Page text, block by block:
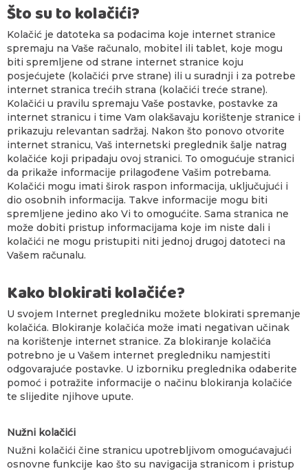
Što su to kolačići?
Kolačić je datoteka sa podacima koje internet stranice
spremaju na Vaše računalo, mobitel ili tablet, koje mogu
biti spremljene od strane internet stranice koju
posjećujete (kolačići prve strane) ili u suradnji i za potrebe
internet stranica trećih strana (kolačići treće strane).
Kolačići u pravilu spremaju Vaše postavke, postavke za
internet stranicu i time Vam olakšavaju korištenje stranice i
prikazuju relevantan sadržaj. Nakon što ponovo otvorite
internet stranicu, Vaš internetski preglednik šalje natrag
kolačiće koji pripadaju ovoj stranici. To omogućuje stranici
da prikaže informacije prilagođene Vašim potrebama.
Kolačići mogu imati širok raspon informacija, uključujući i
dio osobnih informacija. Takve informacije mogu biti
spremljene jedino ako Vi to omogućite. Sama stranica ne
može dobiti pristup informacijama koje im niste dali i
kolačići ne mogu pristupiti niti jednoj drugoj datoteci na
Vašem računalu.
Kako blokirati kolačiće?
U svojem Internet pregledniku možete blokirati spremanje
kolačića. Blokiranje kolačića može imati negativan učinak
na korištenje internet stranice. Za blokiranje kolačića
potrebno je u Vašem internet pregledniku namjestiti
odgovarajuće postavke. U izborniku preglednika odaberite
pomoć i potražite informacije o načinu blokiranja kolačiće
te slijedite njihove upute.
Nužni kolačići
Nužni kolačići čine stranicu upotrebljivom omogućavajući
osnovne funkcije kao što su navigacija stranicom i pristup